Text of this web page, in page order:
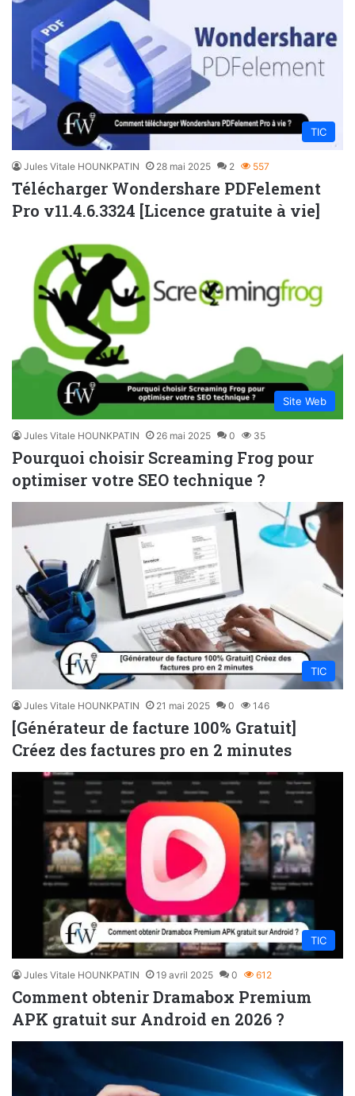
TIC
Jules Vitale HOUNKPATIN 28 mai 2025 2 557
Télécharger Wondershare PDFelement
Pro v11.4.6.3324 [Licence gratuite à vie]
Site Web
Jules Vitale HOUNKPATIN 26 mai 2025 0 35
Pourquoi choisir Screaming Frog pour
optimiser votre SEO technique ?
TIC
Jules Vitale HOUNKPATIN 21 mai 2025 0 146
[Générateur de facture 100% Gratuit]
Créez des factures pro en 2 minutes
TIC
Jules Vitale HOUNKPATIN 19 avril 2025 0 612
Comment obtenir Dramabox Premium
APK gratuit sur Android en 2026 ?